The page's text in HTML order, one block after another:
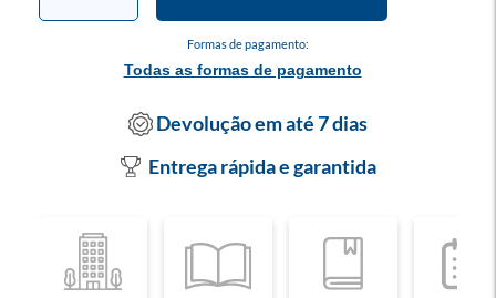
Formas de pagamento:
Todas as formas de pagamento
Devolução em até 7 dias
Entrega rápida e garantida